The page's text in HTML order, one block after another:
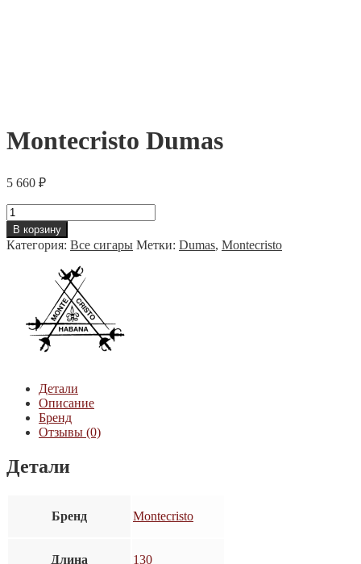
Montecristo Dumas
5 660 ₽
Количество
товара
Montecristo
Dumas
В корзину
Категория: Все сигары Метки: Dumas, Montecristo
Детали
Описание
Бренд
Отзывы (0)
Детали
Бренд Montecristo
Длина 130